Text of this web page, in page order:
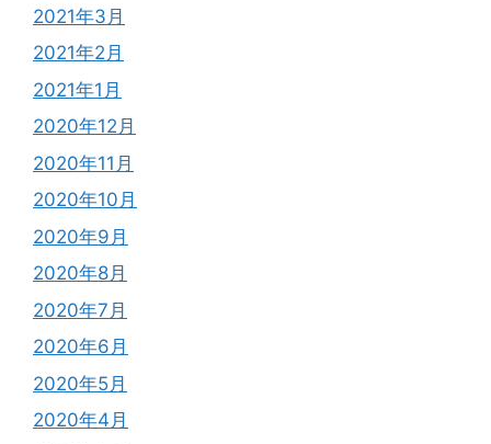
2021年3月
2021年2月
2021年1月
2020年12月
2020年11月
2020年10月
2020年9月
2020年8月
2020年7月
2020年6月
2020年5月
2020年4月